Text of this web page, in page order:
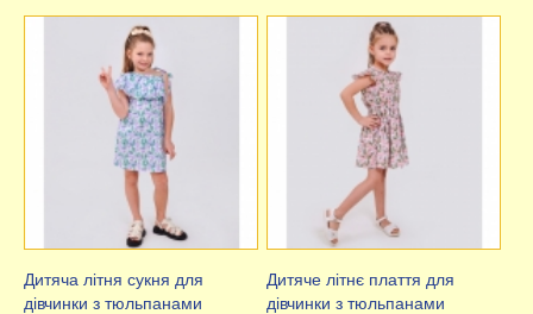
Дитяча літня сукня для
дівчинки з тюльпанами
Дитяче літнє плаття для
дівчинки з тюльпанами